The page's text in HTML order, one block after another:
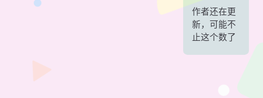
作者还在更
新，可能不
止这个数了